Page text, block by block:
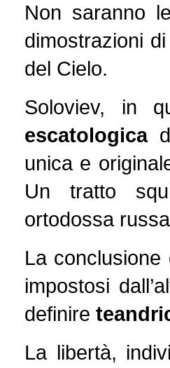
Non saranno
dimostrazioni
del Cielo.
Soloviev, in
escatologica
unica e
Un tratto
ortodossa
La
impostosi
definire
La libertà,